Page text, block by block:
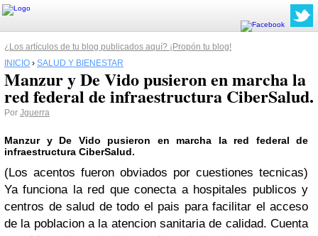
¿Los artículos de tu blog publicados aquí? ¡Propón tu blog!
INICIO › SALUD Y BIENESTAR
Manzur y De Vido pusieron en marcha la
red federal de infraestructura CiberSalud.
Por Jguerra
Manzur y De Vido pusieron en marcha la red federal de
infraestructura CiberSalud.
(Los acentos fueron obviados por cuestiones tecnicas)
Ya funciona la red que conecta a hospitales publicos y
centros de salud de todo el pais para facilitar el acceso
de la poblacion a la atencion sanitaria de calidad. Cuenta